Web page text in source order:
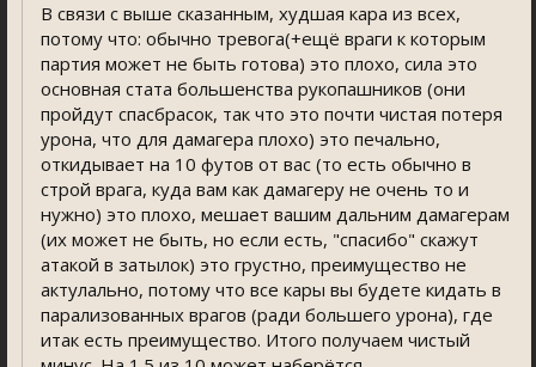
В связи с выше сказанным, худшая кара из всех,
потому что: обычно тревога(+ещё враги к которым
партия может не быть готова) это плохо, сила это
основная стата большенства рукопашников (они
пройдут спасбрасок, так что это почти чистая потеря
урона, что для дамагера плохо) это печально,
откидывает на 10 футов от вас (то есть обычно в
строй врага, куда вам как дамагеру не очень то и
нужно) это плохо, мешает вашим дальним дамагерам
(их может не быть, но если есть, "спасибо" скажут
атакой в затылок) это грустно, преимущество не
актулально, потому что все кары вы будете кидать в
парализованных врагов (ради большего урона), где
итак есть преимущество. Итого получаем чистый